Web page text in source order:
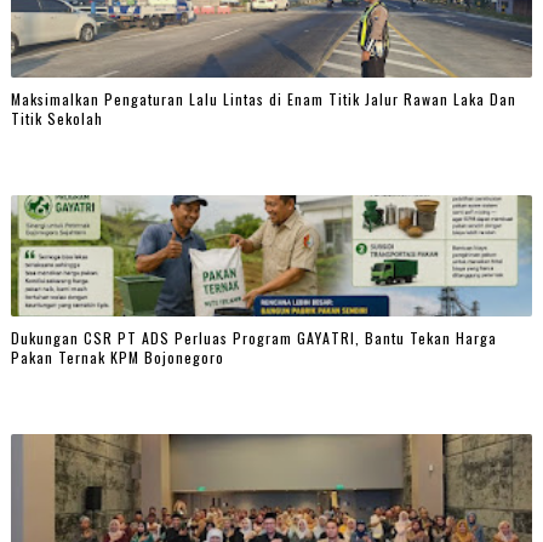
Maksimalkan Pengaturan Lalu Lintas di Enam Titik Jalur Rawan Laka Dan
Titik Sekolah
Dukungan CSR PT ADS Perluas Program GAYATRI, Bantu Tekan Harga
Pakan Ternak KPM Bojonegoro